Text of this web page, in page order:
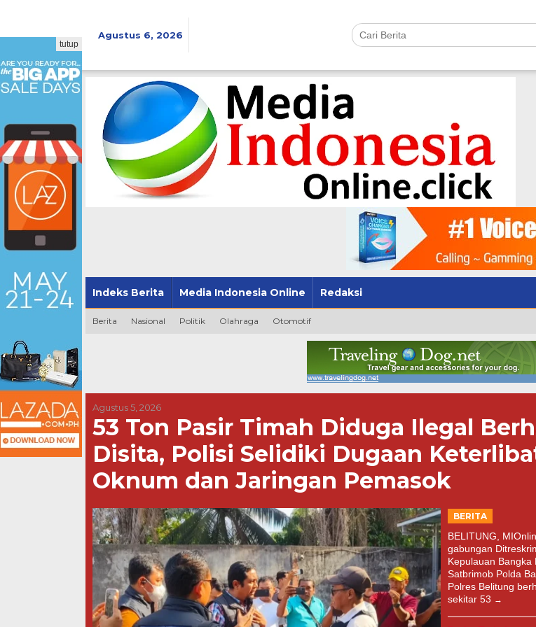
Agustus 6, 2026
Indeks Berita Media Indonesia Online Redaksi
Berita Nasional Politik Olahraga Otomotif
tutup
Agustus 5, 2026
53 Ton Pasir Timah Diduga Ilegal
Disita, Polisi Selidiki Dugaan
Oknum dan Jaringan Pemasok
BERITA
BELITUNG,
gabungan
Kepulauan Bangka
Satbrimob Polda
Polres Belitung
sekitar 53